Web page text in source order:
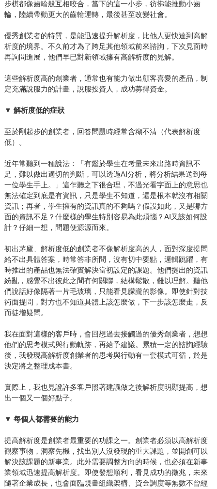
步棋都像齒輪般互相咬合，當下的這一小步，彷彿能推動小齒
輪，陸續帶動更大的齒輪運轉，最後甚至改變社會。
優秀創業者的特質，是能迅速提升解析度，比他人更快達到高解
析度的境界。不久前才為了跨足其他領域前來諮詢，下次見面時
再詢問進展，他們早已對新領域擁有高解析度的見解。
這些解析度高的創業者，通常也有能力做出顧客喜愛的產品，制
定充滿說服力的計畫，說服投資人，成功募得資金。
▼ 解析度低的症狀
至於剛起步的創業者，回答問題時經常含糊不清（代表解析度
低）。
近年常聽到一種說法：「有鑑於學生在考量未來出路時資訊不
足，難以做出適切的判斷，可以透過AI分析，將分析結果送到每
一位學生手上。」這乍聽之下很合理，不過光看字面上的意思也
無法確定到底是有資訊，只是學生不知道，還是根本就沒有相關
資訊；再者，學生擁有的資訊真的不夠嗎？假設如此，又是哪方
面的資訊不足？什麼樣的學生特別容易為此煩惱？AI又該如何設
計？仔細一想，問題便源源而來。
初出茅廬、解析度低的創業者不像解析度高的人，面對深度提問
給不出具體答案，時常答非所問，沒有切中要點，邏輯跳躍，有
時推出的產品也無法確實解決當初設定的課題。他們提出的資訊
紛亂，感覺不出彼此之間有何關聯，結構鬆散，難以理解。聽他
們說話好像隔著一片毛玻璃，只能看見朦朧的影像。即使針對技
術面提問，對方也不知道具體上該怎麼做，下一步該怎麼走，反
而徒增疑問。
我在面對這樣的客戶時，會回想過去接觸過的優秀創業者，想想
他們的思考模式與行動軌跡，再給予建議。累積一定的諮詢經驗
後，我發現高解析度創業者的思考與行動有一套模式可循，於是
決定將之整理成本書。
實際上，我也見證許多客戶照著建議做之後解析度明顯提高，想
出一個又一個好點子。
▼ 每個人都需要的能力
提高解析度是創業者最重要的功課之一。創業者必須以高解析度
觀察事物，洞察先機，找出別人沒發現的重大課題，並開創可以
解決該課題的新事業。此外需要調整方向的時候，也必須在新事
業領域迅速提高解析度。即使發想順利，看見成功的徵兆，未來
隨著企業成長，也會面臨規畫組織架構、資金調度等無數不曾經